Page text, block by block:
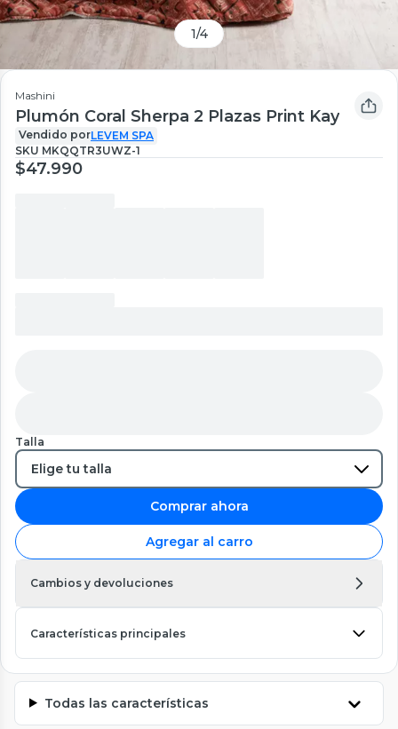
1/4
Mashini
Plumón Coral Sherpa 2 Plazas Print Kay
Vendido porLEVEM SPA
SKU MKQQTR3UWZ-1
$47.990
Talla
Comprar ahora
Agregar al carro
Cambios y devoluciones
Características principales
Todas las características